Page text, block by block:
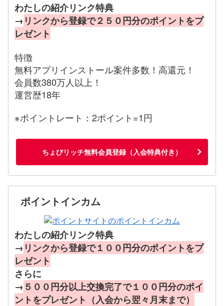
わたしの紹介リンク特典
→ リンクから登録で２５０円分のポイントをプ
レゼント
特徴
無料アプリインストール案件多数！高還元！
会員数380万人以上！
運営歴18年
※ポイントレート：2ポイント=1円
ちょびリッチ無料会員登録（入会特典付き）
ポイントインカム
わたしの紹介リンク特典
→ リンクから登録で１００円分のポイントをプ
レゼント
さらに
→ ５００円分以上交換完了で１００円分のポイ
ントをプレゼント（入会から翌々月末まで）